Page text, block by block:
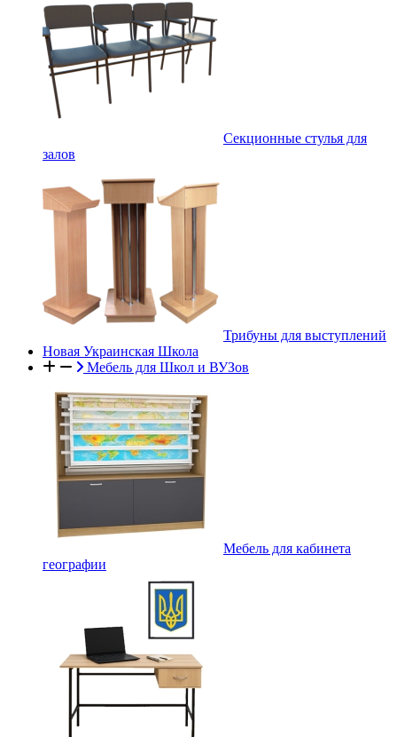
Секционные стулья для
залов
Трибуны для выступлений
Новая Украинская Школа
Мебель для Школ и ВУЗов
Мебель для кабинета
географии